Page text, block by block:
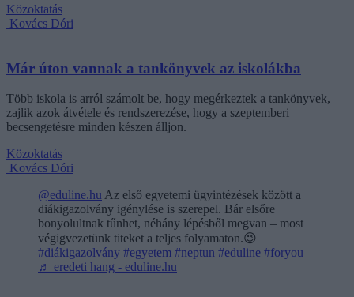
Közoktatás
Kovács Dóri
Már úton vannak a tankönyvek az iskolákba
Több iskola is arról számolt be, hogy megérkeztek a tankönyvek,
zajlik azok átvétele és rendszerezése, hogy a szeptemberi
becsengetésre minden készen álljon.
Közoktatás
Kovács Dóri
@eduline.hu Az első egyetemi ügyintézések között a
diákigazolvány igénylése is szerepel. Bár elsőre
bonyolultnak tűnhet, néhány lépésből megvan – most
végigvezetünk titeket a teljes folyamaton.😉
#diákigazolvány #egyetem #neptun #eduline #foryou
♬ eredeti hang - eduline.hu